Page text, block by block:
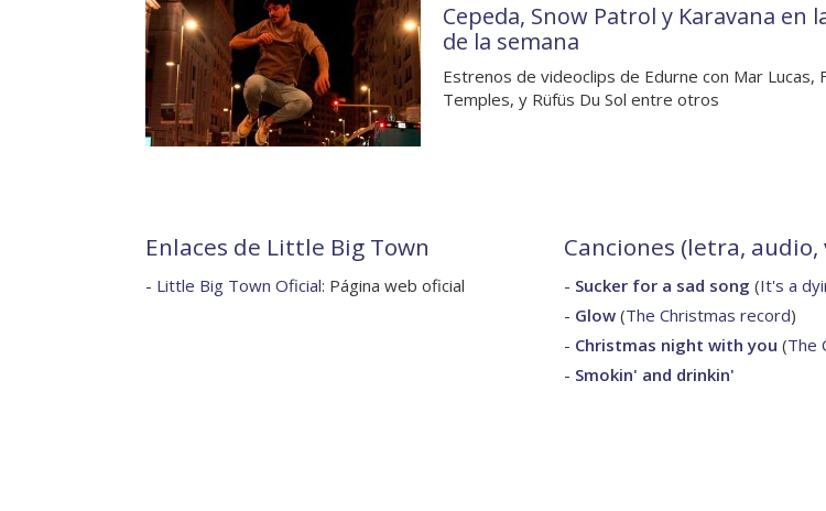
Cepeda, Snow Patrol y Karavana en
de la semana
Estrenos de videoclips de Edurne con Mar Lucas,
Temples, y Rüfüs Du Sol entre otros
Enlaces de Little Big Town
- Little Big Town Oficial: Página web oficial
Canciones (letra, audio,
- Sucker for a sad song (It's a
- Glow (The Christmas record)
- Christmas night with you (The
- Smokin' and drinkin'